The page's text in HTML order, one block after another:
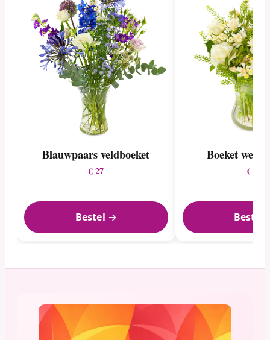
Blauwpaars veldboeket
€ 27
Bestel →
Boeket
€ 25
Bestel